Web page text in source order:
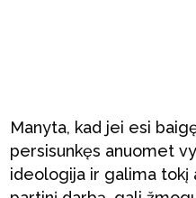
Manyta, kad jei esi
persisunkęs anuomet
ideologija ir galima tokį